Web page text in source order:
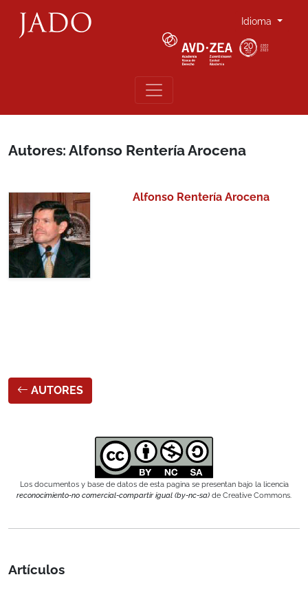
Idioma
Autores: Alfonso Rentería Arocena
Alfonso Rentería Arocena
AUTORES
Los documentos y base de datos de esta pagina se presentan bajo la licencia
reconocimiento-no comercial-compartir igual (by-nc-sa) de Creative Commons.
Artículos